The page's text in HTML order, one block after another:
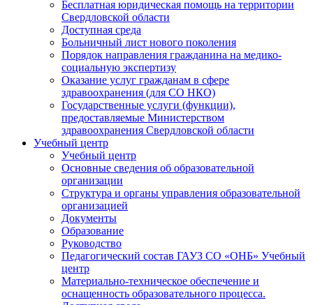
Бесплатная юридическая помощь на территории
Свердловской области
Доступная среда
Больничный лист нового поколения
Порядок направления гражданина на медико-
социальную экспертизу
Оказание услуг гражданам в сфере
здравоохранения (для СО НКО)
Государственные услуги (функции),
предоставляемые Министерством
здравоохранения Свердловской области
Учебный центр
Учебный центр
Основные сведения об образовательной
организации
Структура и органы управления образовательной
организацией
Документы
Образование
Руководство
Педагогический состав ГАУЗ СО «ОНБ» Учебный
центр
Материально-техническое обеспечение и
оснащенность образовательного процесса.